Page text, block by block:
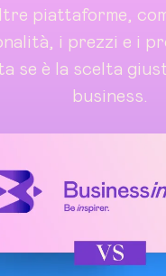
piattaforme,
i prezzi e i
se è la scelta
business.